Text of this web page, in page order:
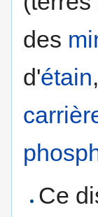
des
d'étain
Ce